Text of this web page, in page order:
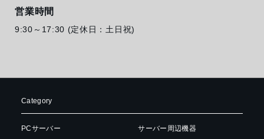
営業時間
9:30～17:30 (定休日：土日祝)
Category
PCサーバー サーバー周辺機器